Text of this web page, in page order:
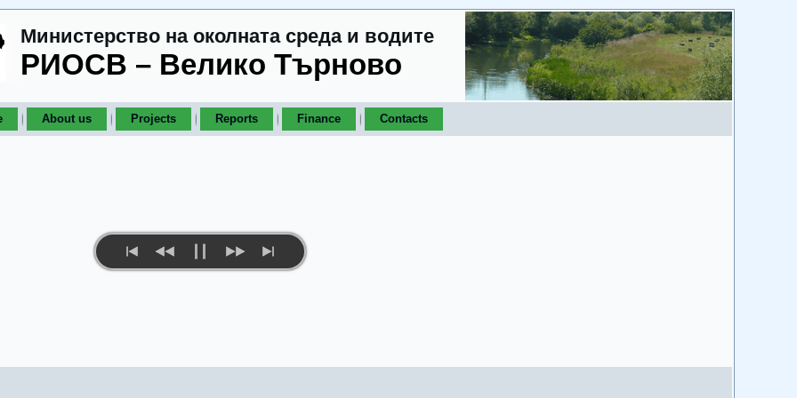
Министерство на околната среда и водите
РИОСВ – Велико Търново
About us Projects Reports Finance Contacts